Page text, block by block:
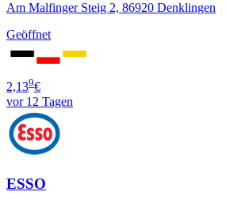
Am Malfinger Steig 2, 86920 Denklingen
Geöffnet
2,139€
vor 12 Tagen
ESSO